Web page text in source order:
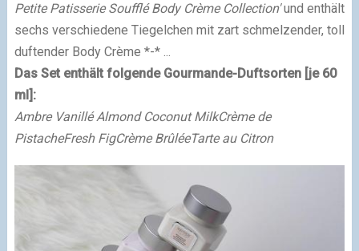
Petite Patisserie Soufflé Body Crème Collection'und enthält
sechs verschiedene Tiegelchen mit zart schmelzender, toll
duftender Body Crème *-* ...
Das Set enthält folgende Gourmande-Duftsorten [je 60
ml]:
Ambre VanilléAlmond Coconut MilkCrème de
PistacheFresh FigCrème BrûléeTarte au Citron